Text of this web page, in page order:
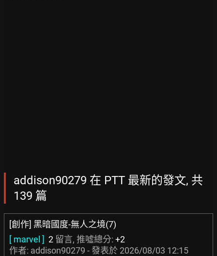
addison90279 在 PTT 最新的發文, 共
139 篇
[創作] 黑暗國度-無人之境(7)
[ marvel ] 2 留言, 推噓總分: +2
作者: addison90279 - 發表於 2026/08/03 12:15